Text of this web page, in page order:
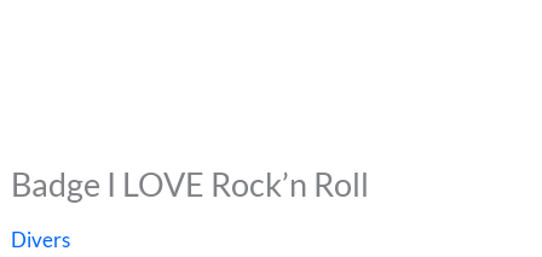
Badge I LOVE Rock’n Roll
Divers
Plage
quantité